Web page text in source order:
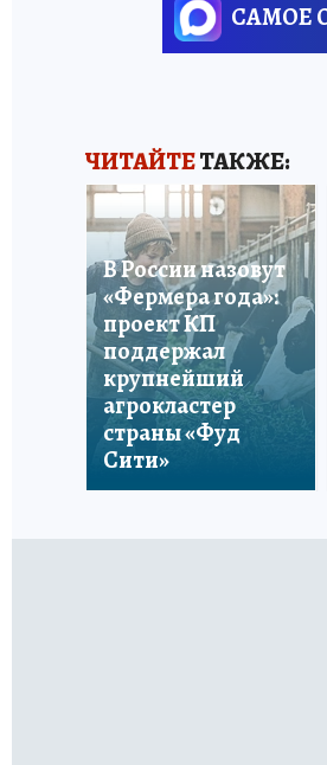
САМОЕ
ЧИТАЙТЕТАКЖЕ:
В России назовут
«Фермера года»:
проект КП
поддержал
крупнейший
агрокластер
страны «Фуд
Сити»